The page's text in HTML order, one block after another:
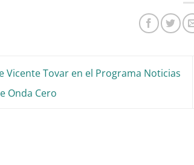
Vicente Tovar en el Programa Noticias
Onda Cero